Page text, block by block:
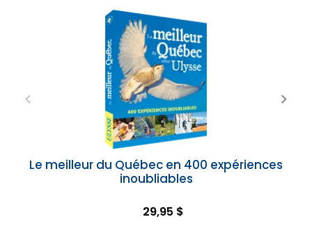
Le meilleur du Québec en 400 expériences
inoubliables
29,95 $